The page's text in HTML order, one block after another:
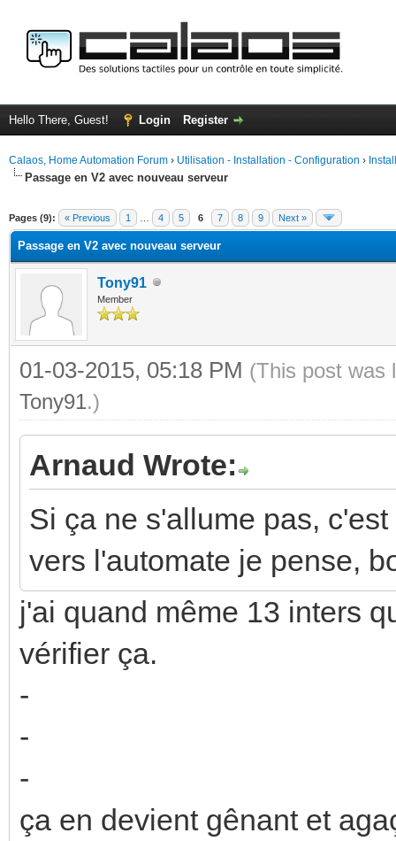
Hello There, Guest! Login Register
Calaos, Home Automation Forum › Utilisation - Installation - Configuration ›
Passage en V2 avec nouveau serveur
Pages (9): « Previous 1 4 5 6 7 8 9 Next »
Passage en V2 avec nouveau serveur
Tony91
Member
01-03-2015, 05:18 PM (This post was
Tony91.)
Arnaud Wrote:
Si ça ne s'allume pas,
vers l'automate je pense,
j'ai quand même 13 inters
vérifier ça.
-
-
-
ça en devient gênant et